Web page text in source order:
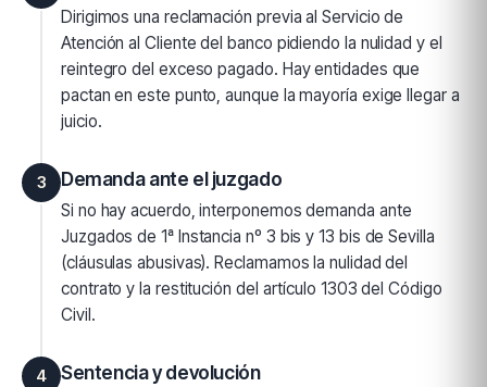
Dirigimos una reclamación previa al Servicio de
Atención al Cliente del banco pidiendo la nulidad y el
reintegro del exceso pagado. Hay entidades que
pactan en este punto, aunque la mayoría exige llegar a
juicio.
3 Demanda ante el juzgado
Si no hay acuerdo, interponemos demanda ante
Juzgados de 1ª Instancia nº 3 bis y 13 bis de Sevilla
(cláusulas abusivas). Reclamamos la nulidad del
contrato y la restitución del artículo 1303 del Código
Civil.
4 Sentencia y devolución